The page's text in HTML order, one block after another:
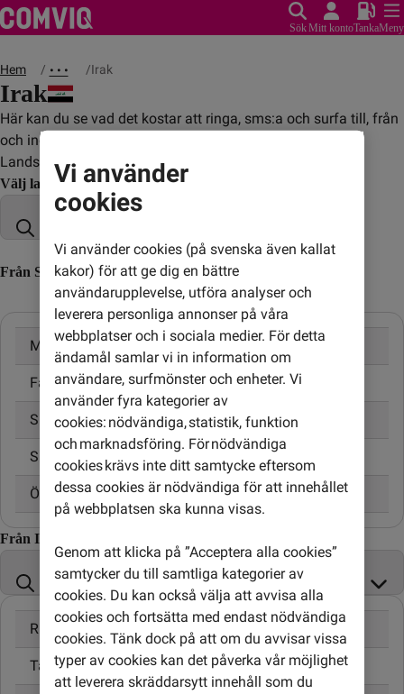
SökMitt kontoTankaMeny
Hem • • • Irak
Irak
Här kan du se vad det kostar att ringa, sms:a och surfa till, från
och inom Irak.
Landskod: +964
Välj land
Från Sverige till Irak (till utländskt nummer)
Mobil 9,00 kr/min
Fast telefon 9,00 kr/min
Skicka SMS 3,00 kr
Skicka MMS 5,00 kr
Öppningsavgift 0,95 kr
Från Irak till
Ringa samtal 30,00 kr/min
Ta emot samtal 14,00 kr/min
Vi använder
cookies
Vi använder cookies (på svenska även kallat
kakor) för att ge dig en bättre
användarupplevelse, utföra analyser och
leverera personliga annonser på våra
webbplatser och i sociala medier. För detta
ändamål samlar vi in information om
användare, surfmönster och enheter. Vi
använder fyra kategorier av
cookies: nödvändiga, statistik, funktion
och marknadsföring. För nödvändiga
cookies krävs inte ditt samtycke eftersom
dessa cookies är nödvändiga för att innehållet
på webbplatsen ska kunna visas.
Genom att klicka på ”Acceptera alla cookies”
samtycker du till samtliga kategorier av
cookies. Du kan också välja att avvisa alla
cookies och fortsätta med endast nödvändiga
cookies. Tänk dock på att om du avvisar vissa
typer av cookies kan det påverka vår möjlighet
att leverera skräddarsytt innehåll som du